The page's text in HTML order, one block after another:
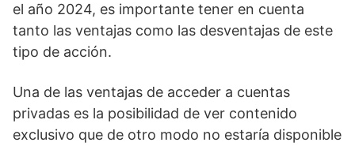
‍el año 2024, es importante tener ⁤en cuenta
tanto las ventajas como las desventajas de este
tipo de acción.
Una de las ​ventajas de acceder a cuentas
⁣privadas es la posibilidad de ver contenido
exclusivo que de otro modo no estaría disponible